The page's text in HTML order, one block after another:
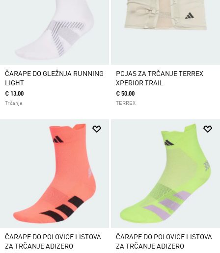
ČARAPE DO GLEŽNJA RUNNING
LIGHT
€ 13.00
Trčanje
POJAS ZA TRČANJE TERREX
XPERIOR TRAIL
€ 50.00
TERREX
ČARAPE DO POLOVICE LISTOVA
ZA TRČANJE ADIZERO
ČARAPE DO POLOVICE LISTOVA
ZA TRČANJE ADIZERO